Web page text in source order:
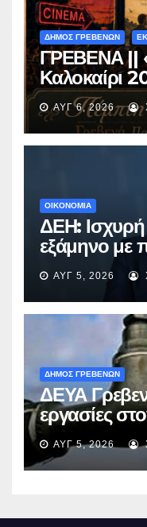
ΔΗΜΟΣ ΓΡΕΒΕΝΩΝ
ΓΡΕΒΕΝΑ ||
Καλοκαίρι
με την
«Μικρές
ΑΥΓ 6, 2026
ΟΙΚΟΝΟΜΙΑ
ΔΕΗ: Ισχυρή
εξάμηνο με
EBITDA
ΑΥΓ 5, 2026
ΔΗΜΟΣ ΓΡΕΒΕΝΩΝ
ΔΕΥΑ
εργασίες
ύδρευσης –
ΑΥΓ 5, 2026